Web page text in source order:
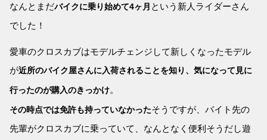
なんとまだバイクに乗り始めて4ヶ月 という新人ライダーさん
でした！
愛車のクロスカブはモデルチェンジして新しくなったモデル
が近所のバイク屋さんに入荷されることを知り、気になって見に
行ったのが購入のきっかけ。
その時点では免許も持っていなかったそうですが、バイト先の
先輩がクロスカブに乗っていて、なんとなく便利そうだし遊